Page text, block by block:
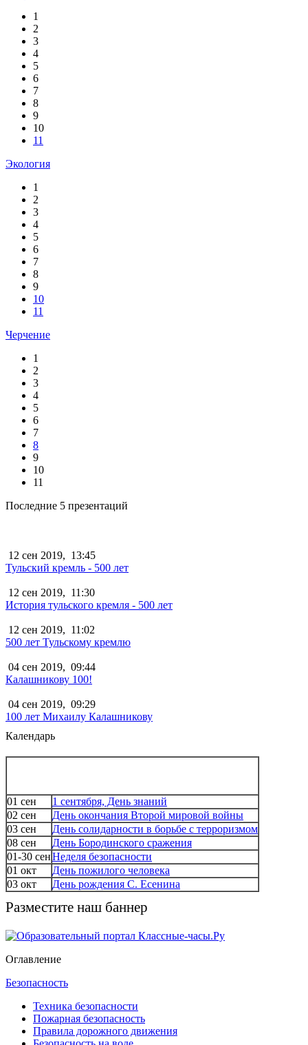
1
2
3
4
5
6
7
8
9
10
11
Экология
1
2
3
4
5
6
7
8
9
10
11
Черчение
1
2
3
4
5
6
7
8
9
10
11
Последние 5 презентаций
12 сен 2019, 13:45
Тульский кремль - 500 лет
12 сен 2019, 11:30
История тульского кремля - 500 лет
12 сен 2019, 11:02
500 лет Тульскому кремлю
04 сен 2019, 09:44
Калашникову 100!
04 сен 2019, 09:29
100 лет Михаилу Калашникову
Календарь
01 сен
1 сентября, День знаний
02 сен
День окончания Второй мировой войны
03 сен
День солидарности в борьбе с терроризмом
08 сен
День Бородинского сражения
01-30 сенНеделя безопасности
01 окт
День пожилого человека
03 окт
День рождения С. Есенина
Разместите наш баннер
Оглавление
Безопасность
Техника безопасности
Пожарная безопасность
Правила дорожного движения